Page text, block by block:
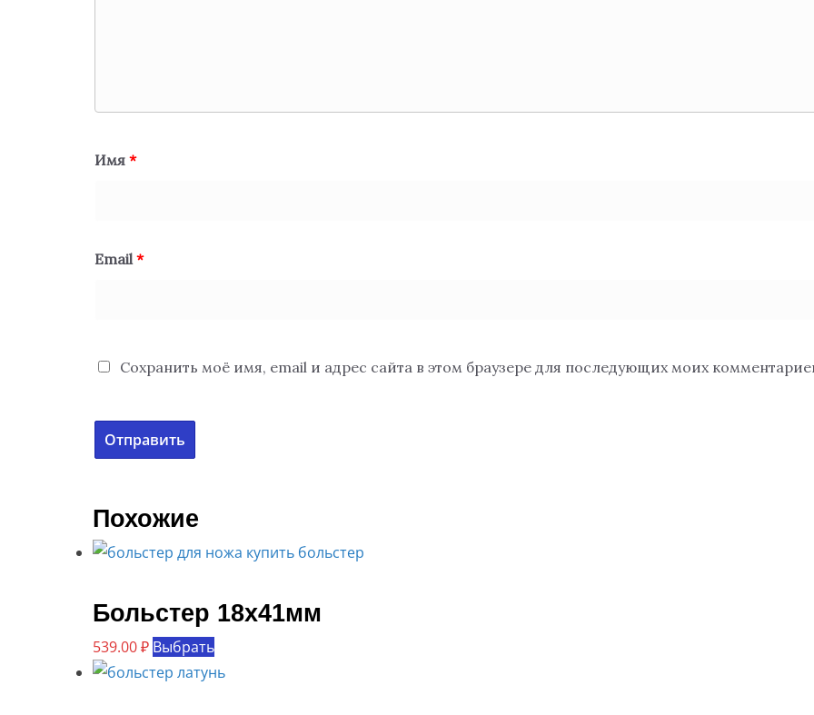
Имя *
Email*
Сохранить моё имя, email и адрес сайта в этом браузере для последующих моих
Похожие
Больстер 18х41мм
539.00₽ ВыбратьЭтот
товар